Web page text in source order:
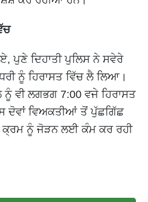
ਪੁਣੇ ਦਿਹਾਤੀ ਪੁਲਿਸ ਨੇ ਸਵੇਰੇ
ਨੂੰ ਹਿਰਾਸਤ ਵਿੱਚ ਲੈ ਲਿਆ।
ਵੀ ਲਗਭਗ 7:00 ਵਜੇ ਹਿਰਾਸਤ
ਦੋਵਾਂ ਵਿਅਕਤੀਆਂ ਤੋਂ ਪੁੱਛਗਿੱਛ
ਕ੍ਰਮ ਨੂੰ ਜੋੜਨ ਲਈ ਕੰਮ ਕਰ ਰਹੀ